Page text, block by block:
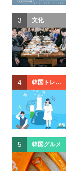
3 文化
4 韓国トレン
ド
5 韓国グルメ